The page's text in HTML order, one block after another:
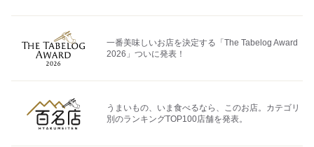
一番美味しいお店を決定する「The Tabelog Award
2026」ついに発表！
うまいもの、いま食べるなら、このお店。カテゴリ
別のランキングTOP100店舗を発表。